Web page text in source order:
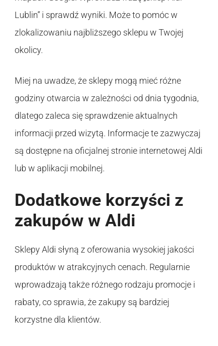
Lublin” i sprawdź wyniki. Może to pomóc w
zlokalizowaniu najbliższego sklepu w Twojej
okolicy.
Miej na uwadze, że sklepy mogą mieć różne
godziny otwarcia w zależności od dnia tygodnia,
dlatego zaleca się sprawdzenie aktualnych
informacji przed wizytą. Informacje te zazwyczaj
są dostępne na oficjalnej stronie internetowej Aldi
lub w aplikacji mobilnej.
Dodatkowe korzyści z
zakupów w Aldi
Sklepy Aldi słyną z oferowania wysokiej jakości
produktów w atrakcyjnych cenach. Regularnie
wprowadzają także różnego rodzaju promocje i
rabaty, co sprawia, że zakupy są bardziej
korzystne dla klientów.